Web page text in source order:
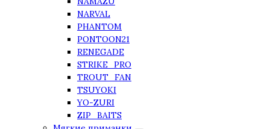
NARVAL
PHANTOM
PONTOON21
RENEGADE
STRIKE_PRO
TROUT_FAN
TSUYOKI
YO-ZURI
ZIP_BAITS